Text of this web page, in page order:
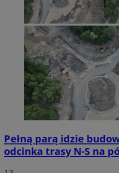
Pełną parą idzie
odcinka trasy N-S na